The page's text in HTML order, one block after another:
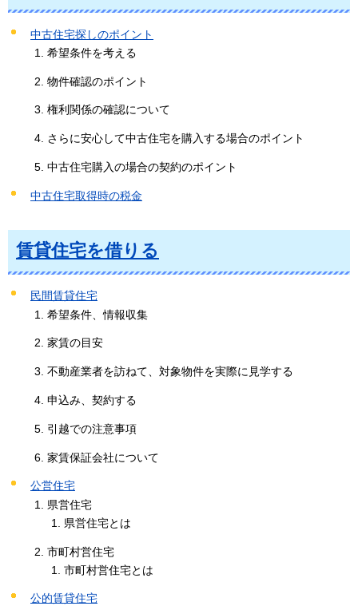
中古住宅探しのポイント
希望条件を考える
物件確認のポイント
権利関係の確認について
さらに安心して中古住宅を購入する場合のポイント
中古住宅購入の場合の契約のポイント
中古住宅取得時の税金
賃貸住宅を借りる
民間賃貸住宅
希望条件、情報収集
家賃の目安
不動産業者を訪ねて、対象物件を実際に見学する
申込み、契約する
引越での注意事項
家賃保証会社について
公営住宅
県営住宅
県営住宅とは
市町村営住宅
市町村営住宅とは
公的賃貸住宅